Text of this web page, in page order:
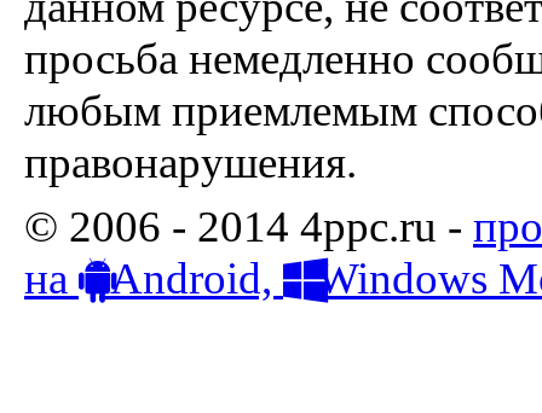
просьба немедленно
любым приемлемым
правонарушения.
© 2006 - 2014 4ppc.ru -
на
Android, Windows